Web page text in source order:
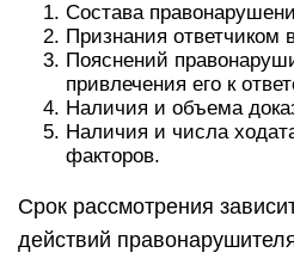
Состава
Признания ответчиком
Пояснений
привлечения его к
Наличия и объема
Наличия и числа
факторов.
Срок рассмотрения
действий